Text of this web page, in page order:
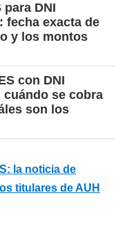
para DNI
fecha exacta de
y los montos
con DNI
se cobra
son los
la noticia de
titulares de AUH